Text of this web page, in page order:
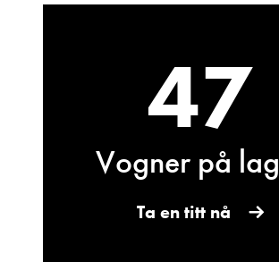
Bjarne Eide
Kundemottak Verksted / Deler
Vis telefon
47
Vogner på
Ta en titt nå